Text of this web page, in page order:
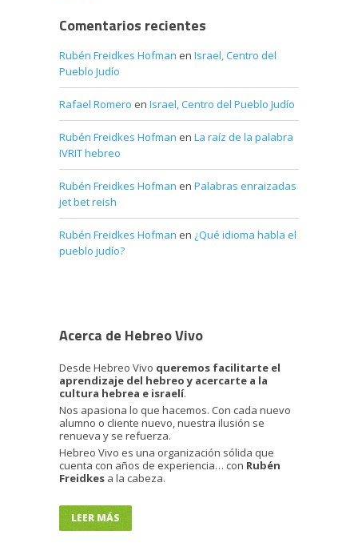
Comentarios recientes
Rubén Freidkes Hofman en Israel, Centro del
Pueblo Judío
Rafael Romero en Israel, Centro del Pueblo Judío
Rubén Freidkes Hofman en La raíz de la palabra
IVRIT hebreo
Rubén Freidkes Hofman en Palabras enraizadas
jet bet reish
Rubén Freidkes Hofman en ¿Qué idioma habla el
pueblo judío?
Acerca de Hebreo Vivo
Desde Hebreo Vivo queremos facilitarte el
aprendizaje del hebreo y acercarte a la
cultura hebrea e israelí.
Nos apasiona lo que hacemos. Con cada nuevo
alumno o cliente nuevo, nuestra ilusión se
renueva y se refuerza.
Hebreo Vivo es una organización sólida que
cuenta con años de experiencia… con Rubén
Freidkes a la cabeza.
LEER MÁS